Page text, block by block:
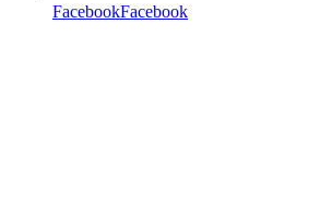
FacebookFacebook